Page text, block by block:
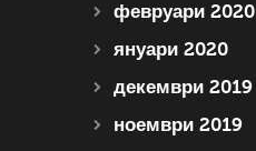
февруари 2020
януари 2020
декември 2019
ноември 2019